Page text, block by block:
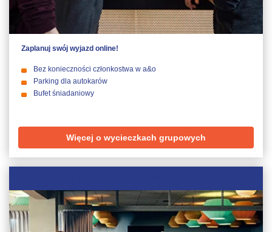
Zaplanuj swój wyjazd online!
Bez konieczności członkostwa w a&o
Parking dla autokarów
Bufet śniadaniowy
Więcej o wycieczkach grupowych